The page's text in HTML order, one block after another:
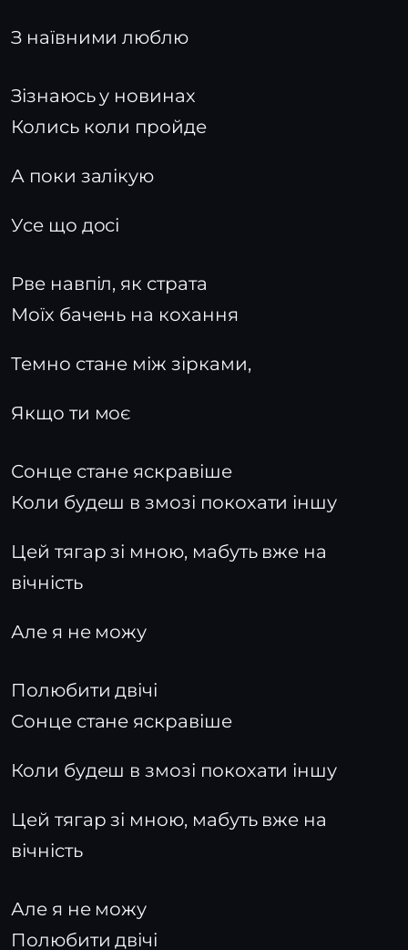
З наївними люблю
Зізнаюсь у новинах
Колись коли пройде
А поки залікую
Усе що досі
Рве навпіл, як страта
Моїх бачень на кохання
Темно стане між зірками,
Якщо ти моє
Сонце стане яскравіше
Коли будеш в змозі покохати іншу
Цей тягар зі мною, мабуть вже на
вічність
Але я не можу
Полюбити двічі
Сонце стане яскравіше
Коли будеш в змозі покохати іншу
Цей тягар зі мною, мабуть вже на
вічність
Але я не можу
Полюбити двічі